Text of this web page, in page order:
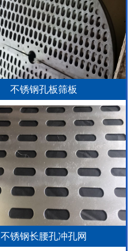
不锈钢孔板筛板
不锈钢长腰孔冲孔网